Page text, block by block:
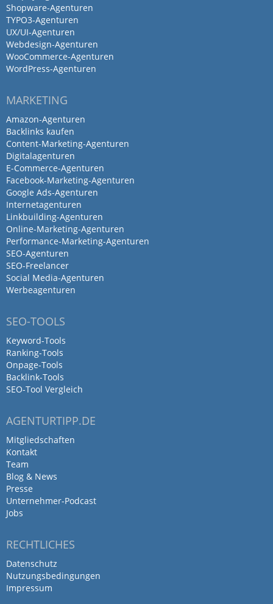
darüber gegeben, worauf es bei Social
Media in Unternehmen wirklich ankommt.
Vielen Dank an die Wirtschaftsförderung
Dortmund und die Dein Social Media
GmbH für die gelungene Veranstaltung.
Antwort von Dein Social Media
GmbH
2. Juni 2026
Hey Tobi, vielen lieben Dank für das…
Mehr
Lange nicht mehr eine so
kompetente Agentur gesehen.
Super…
von Selin O · 12. März 2026
Lange nicht mehr eine so kompetente
Agentur gesehen. Super unkomplizierte
Kommunikation und tolle Ergebnisse!
Super nette Menschen! Kann ich
Super nette Menschen! Kann ich nur
Antwort von Dein Social Media
Vielen Dank, liebe Isa! :)
Als Social Media Managerin habe
Shopware-Agenturen
TYPO3-Agenturen
UX/UI-Agenturen
Webdesign-Agenturen
WooCommerce-Agenturen
WordPress-Agenturen
MARKETING
Amazon-Agenturen
Backlinks kaufen
Content-Marketing-Agenturen
Digitalagenturen
E-Commerce-Agenturen
Facebook-Marketing-Agenturen
Google Ads-Agenturen
Internetagenturen
Linkbuilding-Agenturen
Online-Marketing-Agenturen
Performance-Marketing-Agenturen
SEO-Agenturen
SEO-Freelancer
Social Media-Agenturen
Werbeagenturen
SEO-TOOLS
Keyword-Tools
Ranking-Tools
Onpage-Tools
Backlink-Tools
SEO-Tool Vergleich
AGENTURTIPP.DE
Mitgliedschaften
Kontakt
Team
Blog & News
Presse
Unternehmer-Podcast
Jobs
RECHTLICHES
Datenschutz
Nutzungsbedingungen
Impressum